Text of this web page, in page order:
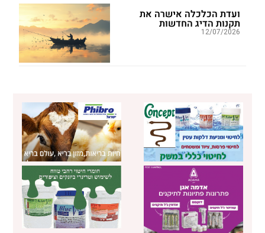
ועדת הכלכלה אישרה את
תקנות הדיג החדשות
12/07/2026